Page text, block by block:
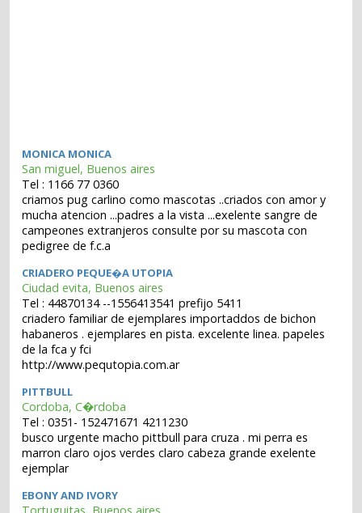
MONICA MONICA
San miguel, Buenos aires
Tel : 1166 77 0360
criamos pug carlino como mascotas ..criados con amor y
mucha atencion ...padres a la vista ...exelente sangre de
campeones extranjeros consulte por su mascota con
pedigree de f.c.a
CRIADERO PEQUE�A UTOPIA
Ciudad evita, Buenos aires
Tel : 44870134 --1556413541 prefijo 5411
criadero familiar de ejemplares importaddos de bichon
habaneros . ejemplares en pista. excelente linea. papeles
de la fca y fci
http://www.pequtopia.com.ar
PITTBULL
Cordoba, C�rdoba
Tel : 0351- 152471671 4211230
busco urgente macho pittbull para cruza . mi perra es
marron claro ojos verdes claro cabeza grande exelente
ejemplar
EBONY AND IVORY